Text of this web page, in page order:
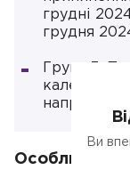
грудні
грудня
Група 3:
Особливі
Ви